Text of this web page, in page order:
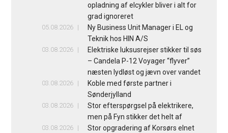
opladning af elcykler bliver i alt for
grad ignoreret
05.08.2026
Ny Business Unit Manager i EL og
Teknik hos HIN A/S
03.08.2026
Elektriske luksusrejser stikker til søs
– Candela P-12 Voyager “flyver”
næsten lydløst og jævn over vandet
03.08.2026
Koble med første partner i
Sønderjylland
03.08.2026
Stor efterspørgsel på elektrikere,
men på Fyn stikker det helt af
03.08.2026
Stor opgradering af Korsørs elnet